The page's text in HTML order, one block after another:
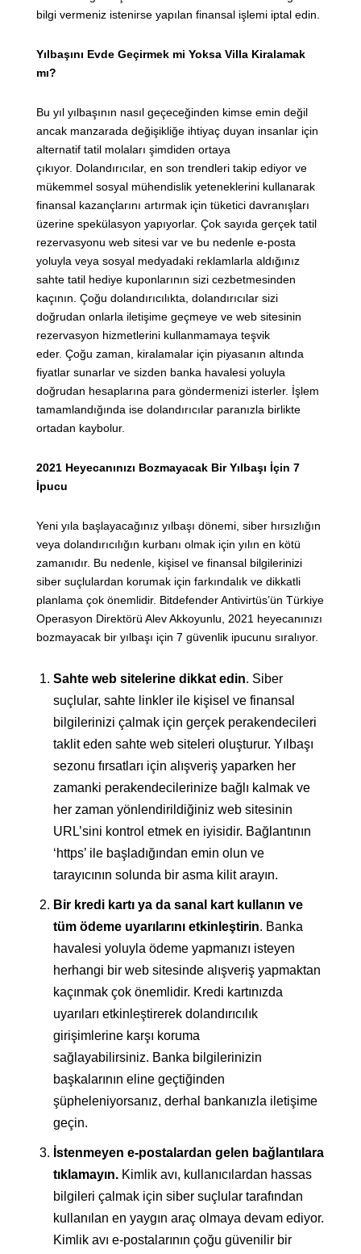
bilgi vermeniz istenirse yapılan finansal işlemi iptal edin.
Yılbaşını Evde Geçirmek mi Yoksa Villa Kiralamak
mı?
Bu yıl yılbaşının nasıl geçeceğinden kimse emin değil
ancak manzarada değişikliğe ihtiyaç duyan insanlar için
alternatif tatil molaları şimdiden ortaya
çıkıyor. Dolandırıcılar, en son trendleri takip ediyor ve
mükemmel sosyal mühendislik yeteneklerini kullanarak
finansal kazançlarını artırmak için tüketici davranışları
üzerine spekülasyon yapıyorlar. Çok sayıda gerçek tatil
rezervasyonu web sitesi var ve bu nedenle e-posta
yoluyla veya sosyal medyadaki reklamlarla aldığınız
sahte tatil hediye kuponlarının sizi cezbetmesinden
kaçının. Çoğu dolandırıcılıkta, dolandırıcılar sizi
doğrudan onlarla iletişime geçmeye ve web sitesinin
rezervasyon hizmetlerini kullanmamaya teşvik
eder. Çoğu zaman, kiralamalar için piyasanın altında
fiyatlar sunarlar ve sizden banka havalesi yoluyla
doğrudan hesaplarına para göndermenizi isterler. İşlem
tamamlandığında ise dolandırıcılar paranızla birlikte
ortadan kaybolur.
2021 Heyecanınızı Bozmayacak Bir Yılbaşı İçin 7
İpucu
Yeni yıla başlayacağınız yılbaşı dönemi, siber hırsızlığın
veya dolandırıcılığın kurbanı olmak için yılın en kötü
zamanıdır. Bu nedenle, kişisel ve finansal bilgilerinizi
siber suçlulardan korumak için farkındalık ve dikkatli
planlama çok önemlidir. Bitdefender Antivirtüs’ün Türkiye
Operasyon Direktörü Alev Akkoyunlu, 2021 heyecanınızı
bozmayacak bir yılbaşı için 7 güvenlik ipucunu sıralıyor.
Sahte web sitelerine dikkat edin. Siber
suçlular, sahte linkler ile kişisel ve finansal
bilgilerinizi çalmak için gerçek perakendecileri
taklit eden sahte web siteleri oluşturur. Yılbaşı
sezonu fırsatları için alışveriş yaparken her
zamanki perakendecilerinize bağlı kalmak ve
her zaman yönlendirildiğiniz web sitesinin
URL’sini kontrol etmek en iyisidir. Bağlantının
‘https’ ile başladığından emin olun ve
tarayıcının solunda bir asma kilit arayın.
Bir kredi kartı ya da sanal kart kullanın ve
tüm ödeme uyarılarını etkinleştirin. Banka
havalesi yoluyla ödeme yapmanızı isteyen
herhangi bir web sitesinde alışveriş yapmaktan
kaçınmak çok önemlidir. Kredi kartınızda
uyarıları etkinleştirerek dolandırıcılık
girişimlerine karşı koruma
sağlayabilirsiniz. Banka bilgilerinizin
başkalarının eline geçtiğinden
şüpheleniyorsanız, derhal bankanızla iletişime
geçin.
İstenmeyen e-postalardan gelen bağlantılara
tıklamayın. Kimlik avı, kullanıcılardan hassas
bilgileri çalmak için siber suçlular tarafından
kullanılan en yaygın araç olmaya devam ediyor.
Kimlik avı e-postalarının çoğu güvenilir bir